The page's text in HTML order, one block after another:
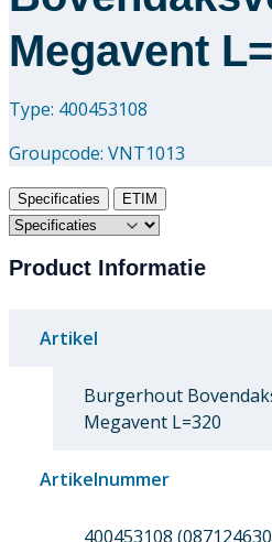
Megavent
Type: 400453108
Groupcode: VNT1013
Specificaties ETIM
Product Informatie
Artikel
Burgerhout
Megavent L=320
Artikelnummer
400453108